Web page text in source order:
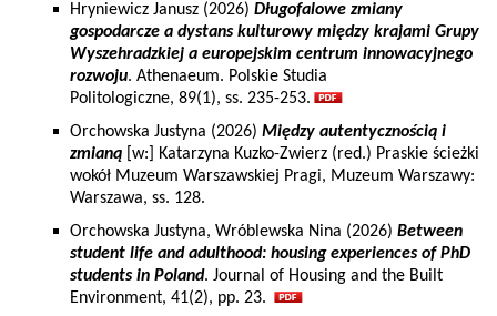
Hryniewicz Janusz (2026) Długofalowe zmiany
gospodarcze a dystans kulturowy między krajami Grupy
Wyszehradzkiej a europejskim centrum innowacyjnego
rozwoju. Athenaeum. Polskie Studia
Politologiczne, 89(1), ss. 235-253.
Orchowska Justyna (2026) Między autentycznością i
zmianą [w:] Katarzyna Kuzko-Zwierz (red.) Praskie ścieżki
wokół Muzeum Warszawskiej Pragi, Muzeum Warszawy:
Warszawa, ss. 128.
Orchowska Justyna, Wróblewska Nina (2026) Between
student life and adulthood: housing experiences of PhD
students in Poland. Journal of Housing and the Built
Environment, 41(2), pp. 23.